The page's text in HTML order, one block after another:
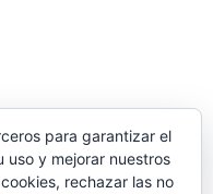
para garantizar el
uso y mejorar nuestros
rechazar las no